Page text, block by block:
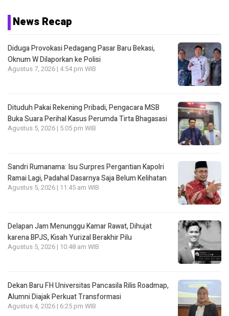
News Recap
Diduga Provokasi Pedagang Pasar Baru Bekasi,
Oknum W Dilaporkan ke Polisi
Agustus 7, 2026 | 4:54 pm WIB
Dituduh Pakai Rekening Pribadi, Pengacara MSB
Buka Suara Perihal Kasus Perumda Tirta Bhagasasi
Agustus 5, 2026 | 5:05 pm WIB
Sandri Rumanama: Isu Surpres Pergantian Kapolri
Ramai Lagi, Padahal Dasarnya Saja Belum Kelihatan
Agustus 5, 2026 | 11:45 am WIB
Delapan Jam Menunggu Kamar Rawat, Dihujat
karena BPJS, Kisah Yurizal Berakhir Pilu
Agustus 5, 2026 | 10:48 am WIB
Dekan Baru FH Universitas Pancasila Rilis Roadmap,
Alumni Diajak Perkuat Transformasi
Agustus 4, 2026 | 6:25 pm WIB